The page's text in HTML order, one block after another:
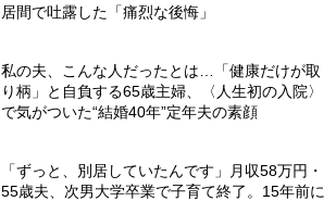
居間で吐露した「痛烈な後悔」
私の夫、こんな人だったとは…「健康だけが取
り柄」と自負する65歳主婦、〈人生初の入院〉
で気がついた“結婚40年”定年夫の素顔
「ずっと、別居していたんです」月収58万円・
55歳夫、次男大学卒業で子育て終了。15年前に